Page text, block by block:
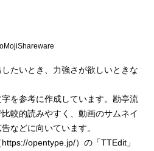
行書体
デザイン毛筆
てを表示
たいとき、力強さが欲しいときな
を参考に作成しています。勘亭流
較的読みやすく、動画のサムネイ
などに向いています。
opentype.jp/）の「TTEdit」